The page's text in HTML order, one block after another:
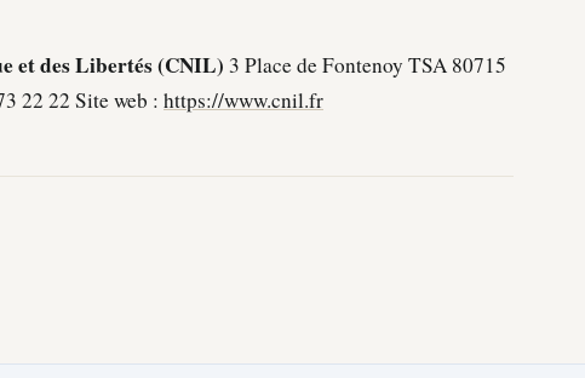
et des Libertés (CNIL) 3 Place de Fontenoy TSA 80715
22 22 Site web : https://www.cnil.fr